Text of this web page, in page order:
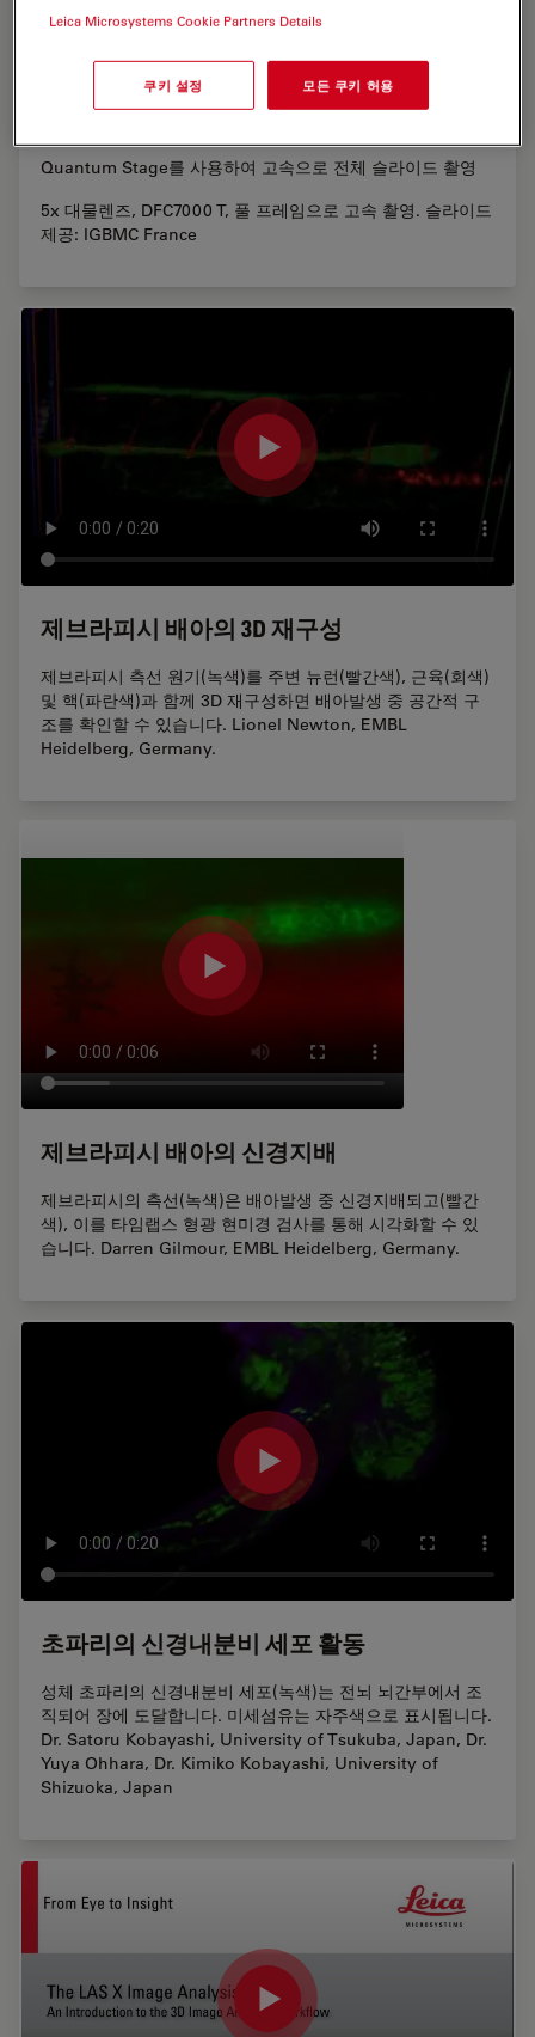
고속으로 전체 슬라이드 촬영
Quantum Stage를 사용하여 고속으로 전체 슬라이드 촬영
5x 대물렌즈, DFC7000 T, 풀 프레임으로 고속 촬영. 슬라이드
제공: IGBMC France
제브라피시 배아의 3D 재구성
제브라피시 측선 원기(녹색)를 주변 뉴런(빨간색), 근육(회색)
및 핵(파란색)과 함께 3D 재구성하면 배아발생 중 공간적 구
조를 확인할 수 있습니다. Lionel Newton, EMBL
Heidelberg, Germany.
제브라피시 배아의 신경지배
제브라피시의 측선(녹색)은 배아발생 중 신경지배되고(빨간
색), 이를 타임랩스 형광 현미경 검사를 통해 시각화할 수 있
습니다. Darren Gilmour, EMBL Heidelberg, Germany.
초파리의 신경내분비 세포 활동
성체 초파리의 신경내분비 세포(녹색)는 전뇌 뇌간부에서 조
직되어 장에 도달합니다. 미세섬유는 자주색으로 표시됩니다.
Dr. Satoru Kobayashi, University of Tsukuba, Japan, Dr.
Yuya Ohhara, Dr. Kimiko Kobayashi, University of
Shizuoka, Japan
Leica Microsystems Cookie Partners Details
쿠키 설정 모든 쿠키 허용